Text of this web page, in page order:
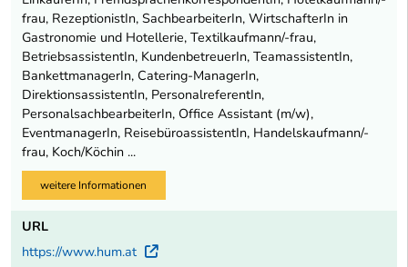
frau, RezeptionistIn, SachbearbeiterIn, WirtschafterIn in
Gastronomie und Hotellerie, Textilkaufmann/-frau,
BetriebsassistentIn, KundenbetreuerIn, TeamassistentIn,
BankettmanagerIn, Catering-ManagerIn,
DirektionsassistentIn, PersonalreferentIn,
PersonalsachbearbeiterIn, Office Assistant (m/w),
EventmanagerIn, ReisebüroassistentIn, Handelskaufmann/-
frau, Koch/Köchin ...
weitere Informationen
URL
https://www.hum.at
Externer Link